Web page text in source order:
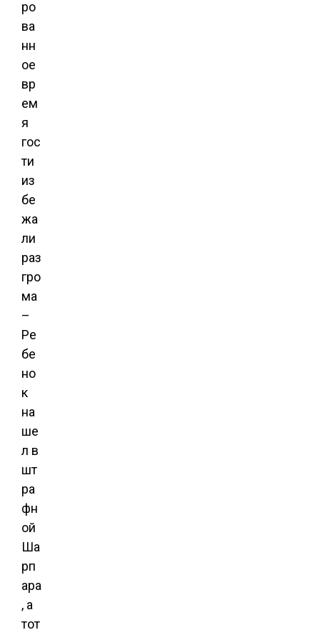
ро
ва
нн
ое
вр
ем
я
гос
ти
из
бе
жа
ли
раз
гро
ма
–
Ре
бе
но
к
на
ше
л в
шт
ра
фн
ой
Ша
рп
ара
, а
тот